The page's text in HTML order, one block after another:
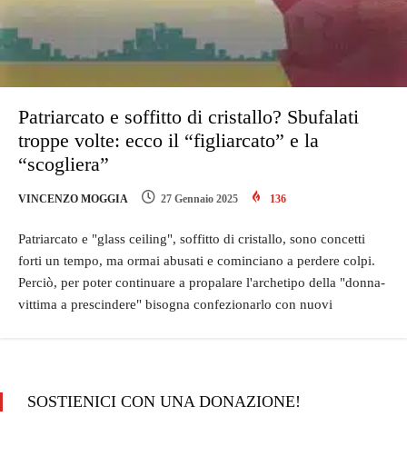
Patriarcato e soffitto di cristallo? Sbufalati
troppe volte: ecco il “figliarcato” e la
“scogliera”
VINCENZO MOGGIA 27 Gennaio 2025 136
Patriarcato e "glass ceiling", soffitto di cristallo, sono concetti
forti un tempo, ma ormai abusati e cominciano a perdere colpi.
Perciò, per poter continuare a propalare l'archetipo della "donna-
vittima a prescindere" bisogna confezionarlo con nuovi
SOSTIENICI CON UNA DONAZIONE!